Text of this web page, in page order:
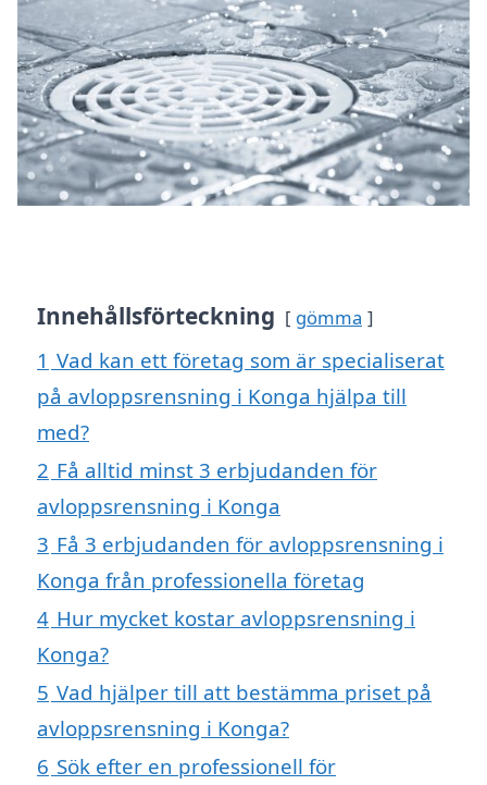
Innehållsförteckning gömma
1 Vad kan ett företag som är specialiserat
på avloppsrensning i Konga hjälpa till
med?
2 Få alltid minst 3 erbjudanden för
avloppsrensning i Konga
3 Få 3 erbjudanden för avloppsrensning i
Konga från professionella företag
4 Hur mycket kostar avloppsrensning i
Konga?
5 Vad hjälper till att bestämma priset på
avloppsrensning i Konga?
6 Sök efter en professionell för